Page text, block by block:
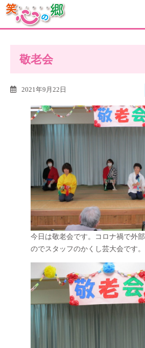
敬老会
2021年9月22日
今日は敬老会です。コロナ禍で外
のでスタッフのかくし芸大会です。